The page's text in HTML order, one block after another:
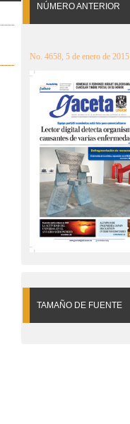
NÚMERO ANTERIOR
No. 4658, 5 de enero de 2015
TAMAÑO DE FUENTE